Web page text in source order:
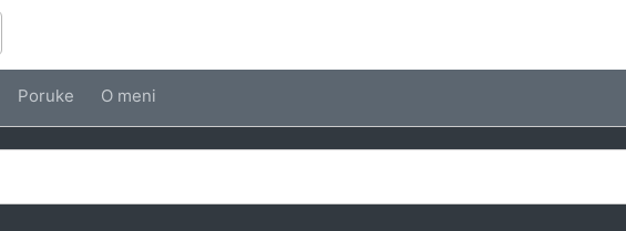
Poruke O meni